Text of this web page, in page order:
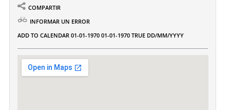
COMPARTIR
INFORMAR UN ERROR
ADD TO CALENDAR 01-01-1970 01-01-1970 TRUE DD/MM/YYYY